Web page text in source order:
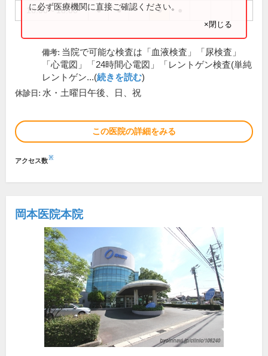
16:00～18:00 ● ● ●
に必ず医療機関に直接ご確認ください。
×閉じる
備考: 当院で可能な検査は「血液検査」「尿検査」
「心電図」「24時間心電図」「レントゲン検査(単純
レントゲン...(続きを読む)
休診日: 水・土曜日午後、日、祝
この医院の詳細をみる
アクセス数※
岡本医院本院